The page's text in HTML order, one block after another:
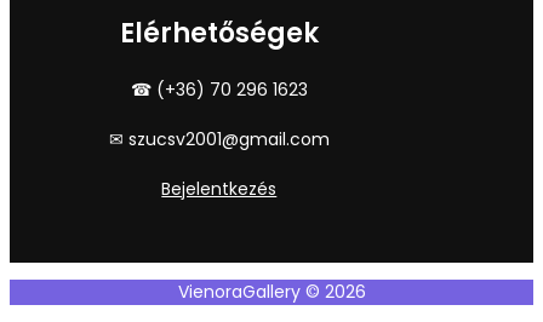
Elérhetőségek
☎ (+36) 70 296 1623
✉ szucsv2001@gmail.com
Bejelentkezés
VienoraGallery © 2026